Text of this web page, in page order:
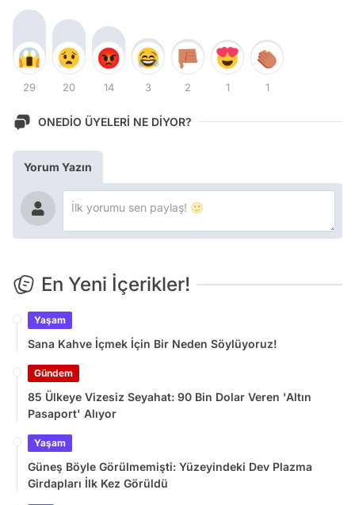
29 20 14 3 2 1 1
ONEDİO ÜYELERİ NE DİYOR?
Yorum Yazın
En Yeni İçerikler!
Yaşam
Sana Kahve İçmek İçin Bir Neden Söylüyoruz!
Gündem
85 Ülkeye Vizesiz Seyahat: 90 Bin Dolar Veren 'Altın
Pasaport' Alıyor
Yaşam
Güneş Böyle Görülmemişti: Yüzeyindeki Dev Plazma
Girdapları İlk Kez Görüldü